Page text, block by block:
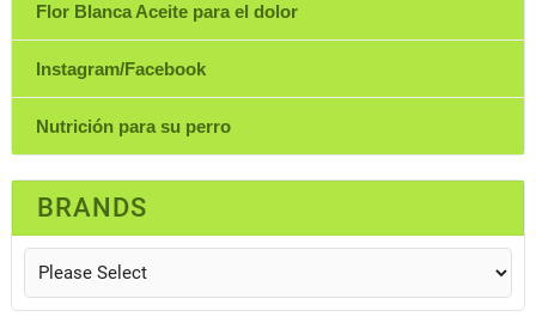
Flor Blanca Aceite para el dolor
Instagram/Facebook
Nutrición para su perro
BRANDS